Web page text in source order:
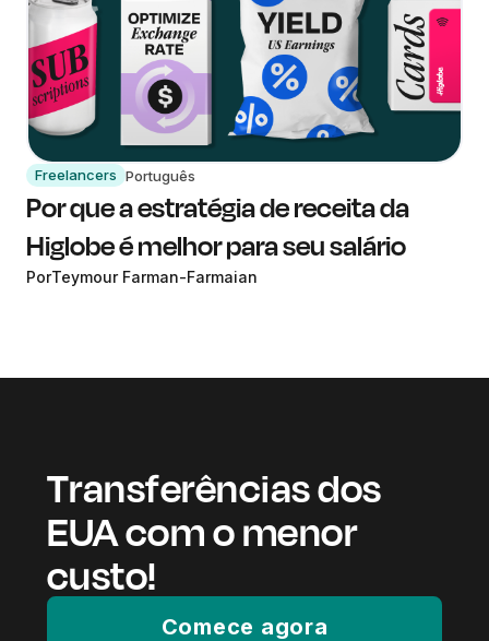
Freelancers Português
Por que a estratégia de receita da
Higlobe é melhor para seu salário
PorTeymour Farman-Farmaian
Transferências dos
EUA com o menor
custo!
Comece agora